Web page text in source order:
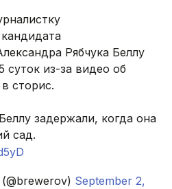
Рябчука Беллу
суток из-за видео об
сторис.
задержали, когда она
сад.
September 2,